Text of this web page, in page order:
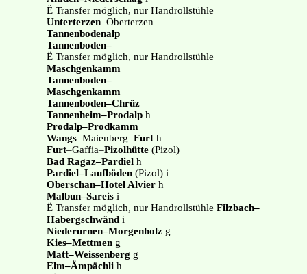
Ë Transfer möglich, nur Handrollstühle
Unterterzen–Oberterzen–
Tannenbodenalp
Tannenboden–
Ë Transfer möglich, nur Handrollstühle
Maschgenkamm
Tannenboden–
Maschgenkamm
Tannenboden–Chrüz
Tannenheim–Prodalp h
Prodalp–Prodkamm
Wangs–Maienberg–Furth
Furt–Gaffia–Pizolhütte (Pizol)
Bad Ragaz–Pardielh
Pardiel–Laufböden (Pizol) i
Oberschan–Hotel Alvierh
Malbun–Sareisi
Ë Transfer möglich, nur Handrollstühle Filzbach–
Habergschwändi
Niederurnen–Morgenholzg
Kies–Mettmeng
Matt–Weissenberg g
Elm–Ämpächlih